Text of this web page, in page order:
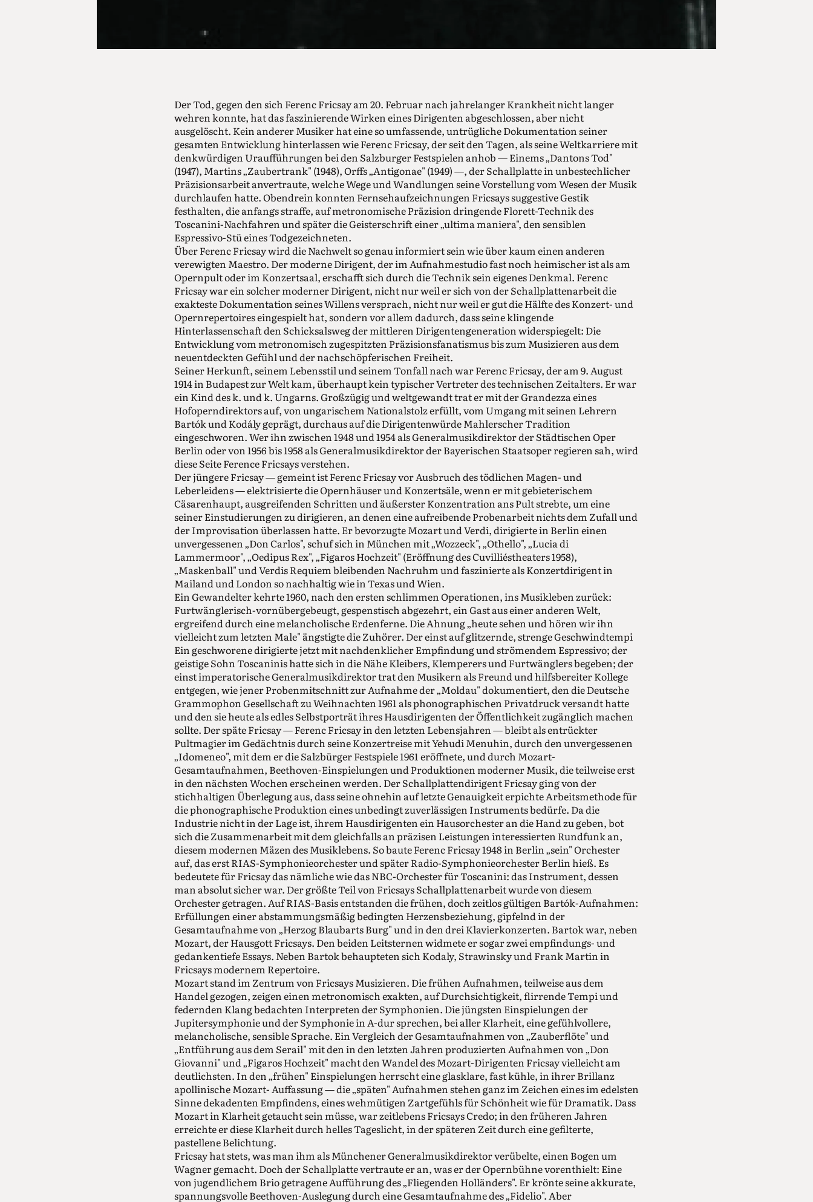
Der Tod, gegen den sich Ferenc Fricsay am 20. Februar nach jahrelanger Krankheit nicht langer
wehren konnte, hat das faszinierende Wirken eines Dirigenten abgeschlossen, aber nicht
ausgelöscht. Kein anderer Musiker hat eine so umfassende, untrügliche Dokumentation seiner
gesamten Entwicklung hinterlassen wie Ferenc Fricsay, der seit den Tagen, als seine Weltkarriere mit
denkwürdigen Uraufführungen bei den Salzburger Festspielen anhob — Einems „Dantons Tod"
(1947), Martins „Zaubertrank" (1948), Orffs „Antigonae" (1949) —, der Schallplatte in unbestechlicher
Präzisionsarbeit anvertraute, welche Wege und Wandlungen seine Vorstellung vom Wesen der Musik
durchlaufen hatte. Obendrein konnten Fernsehaufzeichnungen Fricsays suggestive Gestik
festhalten, die anfangs straffe, auf metronomische Präzision dringende Florett-Technik des
Toscanini-Nachfahren und später die Geisterschrift einer „ultima maniera", den sensiblen
Espressivo-Stü eines Todgezeichneten.
Über Ferenc Fricsay wird die Nachwelt so genau informiert sein wie über kaum einen anderen
verewigten Maestro. Der moderne Dirigent, der im Aufnahmestudio fast noch heimischer ist als am
Opernpult oder im Konzertsaal, erschafft sich durch die Technik sein eigenes Denkmal. Ferenc
Fricsay war ein solcher moderner Dirigent, nicht nur weil er sich von der Schallplattenarbeit die
exakteste Dokumentation seines Willens versprach, nicht nur weil er gut die Hälfte des Konzert- und
Opernrepertoires eingespielt hat, sondern vor allem dadurch, dass seine klingende
Hinterlassenschaft den Schicksalsweg der mittleren Dirigentengeneration widerspiegelt: Die
Entwicklung vom metronomisch zugespitzten Präzisionsfanatismus bis zum Musizieren aus dem
neuentdeckten Gefühl und der nachschöpferischen Freiheit.
Seiner Herkunft, seinem Lebensstil und seinem Tonfall nach war Ferenc Fricsay, der am 9. August
1914 in Budapest zur Welt kam, überhaupt kein typischer Vertreter des technischen Zeitalters. Er war
ein Kind des k. und k. Ungarns. Großzügig und weltgewandt trat er mit der Grandezza eines
Hofoperndirektors auf, von ungarischem Nationalstolz erfüllt, vom Umgang mit seinen Lehrern
Bartók und Kodály geprägt, durchaus auf die Dirigentenwürde Mahlerscher Tradition
eingeschworen. Wer ihn zwischen 1948 und 1954 als Generalmusikdirektor der Städtischen Oper
Berlin oder von 1956 bis 1958 als Generalmusikdirektor der Bayerischen Staatsoper regieren sah, wird
diese Seite Ference Fricsays verstehen.
Der jüngere Fricsay — gemeint ist Ferenc Fricsay vor Ausbruch des tödlichen Magen- und
Leberleidens — elektrisierte die Opernhäuser und Konzertsäle, wenn er mit gebieterischem
Cäsarenhaupt, ausgreifenden Schritten und äußerster Konzentration ans Pult strebte, um eine
seiner Einstudierungen zu dirigieren, an denen eine aufreibende Probenarbeit nichts dem Zufall und
der Improvisation überlassen hatte. Er bevorzugte Mozart und Verdi, dirigierte in Berlin einen
unvergessenen „Don Carlos", schuf sich in München mit „Wozzeck", „Othello", „Lucia di
Lammermoor", „Oedipus Rex", „Figaros Hochzeit" (Eröffnung des Cuvilliéstheaters 1958),
„Maskenball" und Verdis Requiem bleibenden Nachruhm und faszinierte als Konzertdirigent in
Mailand und London so nachhaltig wie in Texas und Wien.
Ein Gewandelter kehrte 1960, nach den ersten schlimmen Operationen, ins Musikleben zurück:
Furtwänglerisch-vornübergebeugt, gespenstisch abgezehrt, ein Gast aus einer anderen Welt,
ergreifend durch eine melancholische Erdenferne. Die Ahnung „heute sehen und hören wir ihn
vielleicht zum letzten Male" ängstigte die Zuhörer. Der einst auf glitzernde, strenge Geschwindtempi
Ein geschworene dirigierte jetzt mit nachdenklicher Empfindung und strömendem Espressivo; der
geistige Sohn Toscaninis hatte sich in die Nähe Kleibers, Klemperers und Furtwänglers begeben; der
einst imperatorische Generalmusikdirektor trat den Musikern als Freund und hilfsbereiter Kollege
entgegen, wie jener Probenmitschnitt zur Aufnahme der „Moldau" dokumentiert, den die Deutsche
Grammophon Gesellschaft zu Weihnachten 1961 als phonographischen Privatdruck versandt hatte
und den sie heute als edles Selbstporträt ihres Hausdirigenten der Öffentlichkeit zugänglich machen
sollte. Der späte Fricsay — Ferenc Fricsay in den letzten Lebensjahren — bleibt als entrückter
Pultmagier im Gedächtnis durch seine Konzertreise mit Yehudi Menuhin, durch den unvergessenen
„Idomeneo", mit dem er die Salzbürger Festspiele 1961 eröffnete, und durch Mozart-
Gesamtaufnahmen, Beethoven-Einspielungen und Produktionen moderner Musik, die teilweise erst
in den nächsten Wochen erscheinen werden. Der Schallplattendirigent Fricsay ging von der
stichhaltigen Überlegung aus, dass seine ohnehin auf letzte Genauigkeit erpichte Arbeitsmethode für
die phonographische Produktion eines unbedingt zuverlässigen Instruments bedürfe. Da die
Industrie nicht in der Lage ist, ihrem Hausdirigenten ein Hausorchester an die Hand zu geben, bot
sich die Zusammenarbeit mit dem gleichfalls an präzisen Leistungen interessierten Rundfunk an,
diesem modernen Mäzen des Musiklebens. So baute Ferenc Fricsay 1948 in Berlin „sein" Orchester
auf, das erst RIAS-Symphonieorchester und später Radio-Symphonieorchester Berlin hieß. Es
bedeutete für Fricsay das nämliche wie das NBC-Orchester für Toscanini: das Instrument, dessen
man absolut sicher war. Der größte Teil von Fricsays Schallplattenarbeit wurde von diesem
Orchester getragen. Auf RIAS-Basis entstanden die frühen, doch zeitlos gültigen Bartók-Aufnahmen:
Erfüllungen einer abstammungsmäßig bedingten Herzensbeziehung, gipfelnd in der
Gesamtaufnahme von „Herzog Blaubarts Burg" und in den drei Klavierkonzerten. Bartok war, neben
Mozart, der Hausgott Fricsays. Den beiden Leitsternen widmete er sogar zwei empfindungs- und
gedankentiefe Essays. Neben Bartok behaupteten sich Kodaly, Strawinsky und Frank Martin in
Fricsays modernem Repertoire.
Mozart stand im Zentrum von Fricsays Musizieren. Die frühen Aufnahmen, teilweise aus dem
Handel gezogen, zeigen einen metronomisch exakten, auf Durchsichtigkeit, flirrende Tempi und
federnden Klang bedachten Interpreten der Symphonien. Die jüngsten Einspielungen der
Jupitersymphonie und der Symphonie in A-dur sprechen, bei aller Klarheit, eine gefühlvollere,
melancholische, sensible Sprache. Ein Vergleich der Gesamtaufnahmen von „Zauberflöte" und
„Entführung aus dem Serail" mit den in den letzten Jahren produzierten Aufnahmen von „Don
Giovanni" und „Figaros Hochzeit" macht den Wandel des Mozart-Dirigenten Fricsay vielleicht am
deutlichsten. In den „frühen" Einspielungen herrscht eine glasklare, fast kühle, in ihrer Brillanz
apollinische Mozart- Auffassung — die „späten" Aufnahmen stehen ganz im Zeichen eines im edelsten
Sinne dekadenten Empfindens, eines wehmütigen Zartgefühls für Schönheit wie für Dramatik. Dass
Mozart in Klarheit getaucht sein müsse, war zeitlebens Fricsays Credo; in den früheren Jahren
erreichte er diese Klarheit durch helles Tageslicht, in der späteren Zeit durch eine gefilterte,
pastellene Belichtung.
Fricsay hat stets, was man ihm als Münchener Generalmusikdirektor verübelte, einen Bogen um
Wagner gemacht. Doch der Schallplatte vertraute er an, was er der Opernbühne vorenthielt: Eine
von jugendlichem Brio getragene Aufführung des „Fliegenden Holländers". Er krönte seine akkurate,
spannungsvolle Beethoven-Auslegung durch eine Gesamtaufnahme des „Fidelio". Aber